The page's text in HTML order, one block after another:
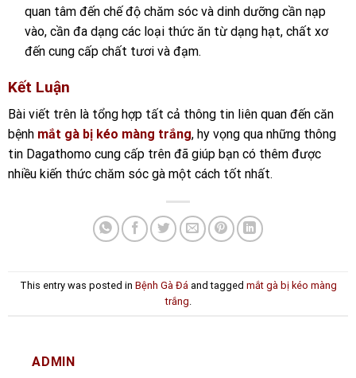
quan tâm đến chế độ chăm sóc và dinh dưỡng cần nạp
vào, cần đa dạng các loại thức ăn từ dạng hạt, chất xơ
đến cung cấp chất tươi và đạm.
Kết Luận
Bài viết trên là tổng hợp tất cả thông tin liên quan đến căn
bệnh mắt gà bị kéo màng trắng, hy vọng qua những thông
tin Dagathomo cung cấp trên đã giúp bạn có thêm được
nhiều kiến thức chăm sóc gà một cách tốt nhất.
This entry was posted in Bệnh Gà Đá and tagged mắt gà bị kéo màng
trắng
ADMIN